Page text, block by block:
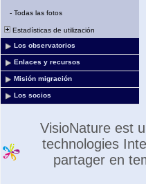
- Todas las fotos
Estadísticas de utilización
Los observatorios
Enlaces y recursos
Misión migración
Los socios
VisioNature est
technologies
partager en